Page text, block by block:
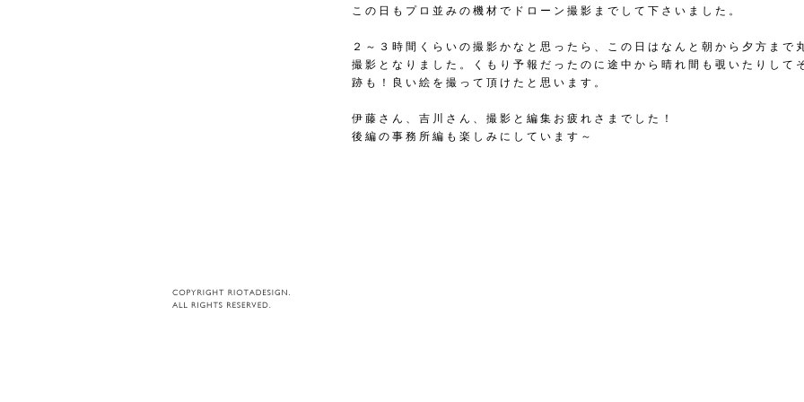
この日もプロ並みの機材でドローン撮影までして下さいました。
２～３時間くらいの撮影かなと思ったら、この日はなんと朝から夕方まで
撮影となりました。くもり予報だったのに途中から晴れ間も覗いたりして
跡も！良い絵を撮って頂けたと思います。
伊藤さん、吉川さん、撮影と編集お疲れさまでした！
後編の事務所編も楽しみにしています～